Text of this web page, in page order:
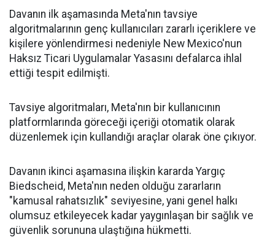
Davanın ilk aşamasında Meta'nın tavsiye
algoritmalarının genç kullanıcıları zararlı içeriklere ve
kişilere yönlendirmesi nedeniyle New Mexico'nun
Haksız Ticari Uygulamalar Yasasını defalarca ihlal
ettiği tespit edilmişti.
Tavsiye algoritmaları, Meta'nın bir kullanıcının
platformlarında göreceği içeriği otomatik olarak
düzenlemek için kullandığı araçlar olarak öne çıkıyor.
Davanın ikinci aşamasına ilişkin kararda Yargıç
Biedscheid, Meta'nın neden olduğu zararların
"kamusal rahatsızlık" seviyesine, yani genel halkı
olumsuz etkileyecek kadar yaygınlaşan bir sağlık ve
güvenlik sorununa ulaştığına hükmetti.